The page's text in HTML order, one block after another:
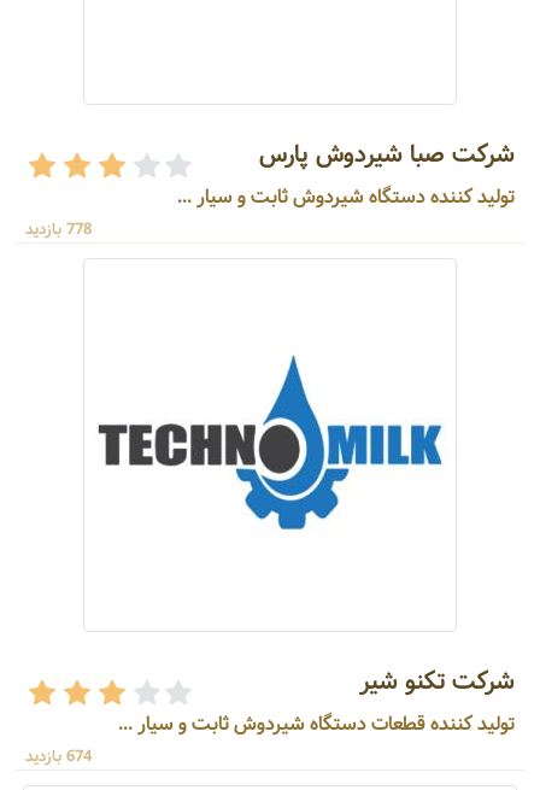
شرکت صبا شیردوش پارس
تولید کننده دستگاه شیردوش ثابت و سیار ...
778 بازدید
شرکت تکنو شیر
تولید کننده قطعات دستگاه شیردوش ثابت و سیار ...
674 بازدید